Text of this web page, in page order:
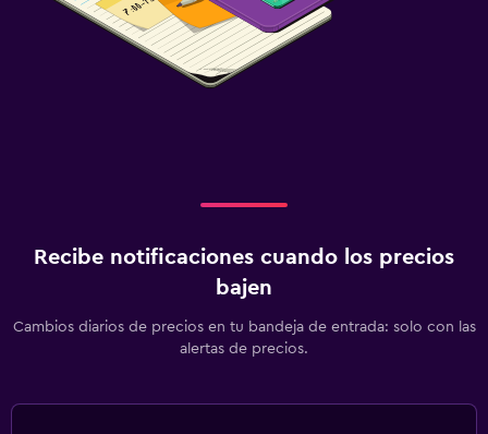
Recibe notificaciones cuando los precios
bajen
Cambios diarios de precios en tu bandeja de entrada: solo con las
alertas de precios.